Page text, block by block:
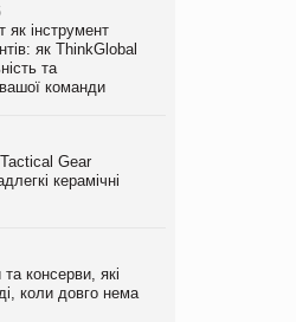
як інструмент
як ThinkGlobal
та
команди
Gear
керамічні
консерви, які
коли довго нема